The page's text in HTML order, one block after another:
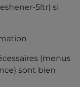
5ltr) si
(menus
sont bien